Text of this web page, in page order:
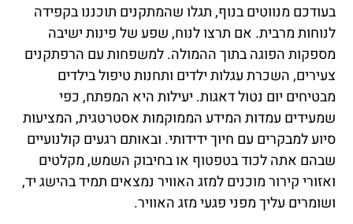
בעודכם מנווטים בנוף, תגלו שהמתקנים תוכננו בקפידה
לנוחות מרבית. אם תרצו לנוח, שפע של פינות ישיבה
מספקות הפוגה בתוך ההמולה. למשפחות עם הרפתקנים
צעירים, השכרת עגלות ילדים ותחנות טיפול בילדים
מבטיחים יום נטול דאגות. יעילות היא המפתח, כפי
שמעידים עמדות המידע הממוקמות אסטרטגית, המציעות
סיוע למבקרים עם חיוך ידידותי. ובאותם רגעים קולנועיים
שבהם אתה לכוד בטפטוף או בחיבוק השמש, מקלטים
ואזורי קירור מוכנים למזג האוויר נמצאים תמיד בהישג יד,
ושומרים עליך מפני פגעי מזג האוויר.